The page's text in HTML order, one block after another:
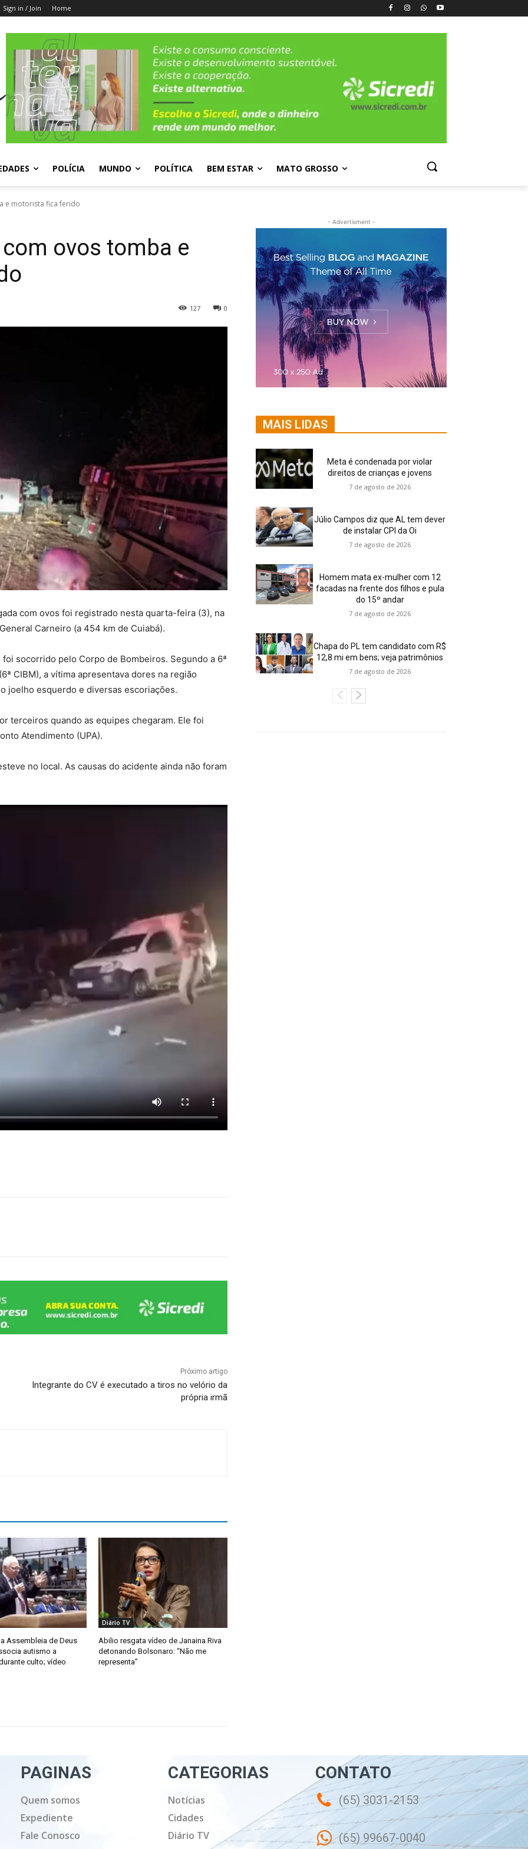
Sign in / Join Home
POLÍCIA MUNDO POLÍTICA BEM ESTAR MATO GROSSO
e motorista fica ferido
ovos tomba e
0
127
com ovos foi registrado nesta quarta-feira (3), na
Carneiro (a 454 km de Cuiabá).
socorrido pelo Corpo de Bombeiros. Segundo a 6ª
CIBM), a vítima apresentava dores na região
joelho esquerdo e diversas escoriações.
terceiros quando as equipes chegaram. Ele foi
Atendimento (UPA).
no local. As causas do acidente ainda não foram
Próximo artigo
Integrante do CV é executado a tiros no velório da
própria irmã
Assembleia de Deus
autismo a
culto; vídeo
Diário TV
Abilio resgata vídeo de Janaina Riva
detonando Bolsonaro: “Não me
representa”
- Advertisment -
MAIS LIDAS
Meta é condenada por violar
direitos de crianças e jovens
7 de agosto de 2026
Júlio Campos diz que AL tem dever
de instalar CPI da Oi
7 de agosto de 2026
Homem mata ex-mulher com 12
facadas na frente dos filhos e pula
do 15º andar
7 de agosto de 2026
Chapa do PL tem candidato com R$
12,8 mi em bens; veja patrimônios
7 de agosto de 2026
PAGINAS
Quem somos
Expediente
Fale Conosco
CATEGORIAS
Notícias
Cidades
Diário TV
CONTATO
(65) 3031-2153
(65) 99667-0040